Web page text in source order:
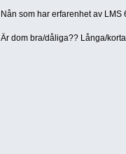
Nån som har erfarenhet av
Är dom bra/dåliga?? Långa/